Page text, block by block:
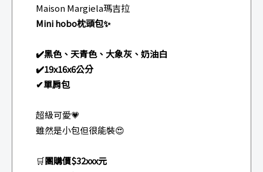
Maison Margiela瑪吉拉
Mini hobo枕頭包✨
✔️黑色、天青色、大象灰、奶油白
✔️19x16x6公分
✔單肩包
超級可愛💗
雖然是小包但很能裝😍
🛒團購價$32xxx元